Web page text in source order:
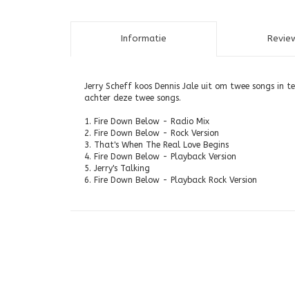
Informatie
Jerry Scheff koos Dennis Jale uit om twee songs in
achter deze twee songs.
1. Fire Down Below - Radio Mix
2. Fire Down Below - Rock Version
3. That's When The Real Love Begins
4. Fire Down Below - Playback Version
5. Jerry's Talking
6. Fire Down Below - Playback Rock Version